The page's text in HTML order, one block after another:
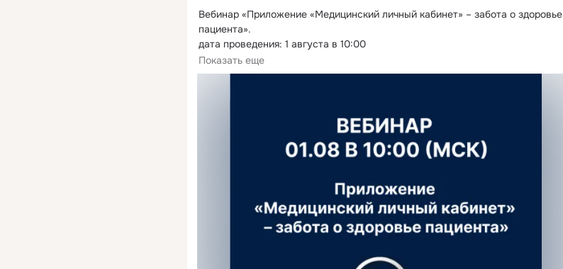
Вебинар «Приложение «Медицинский личный кабинет» – забота о здоровье
пациента».
дата проведения: 1 августа в 10:00
формат вебинара: онлайн
Показать еще